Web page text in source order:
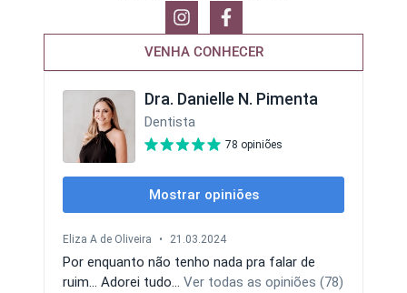
VENHA CONHECER